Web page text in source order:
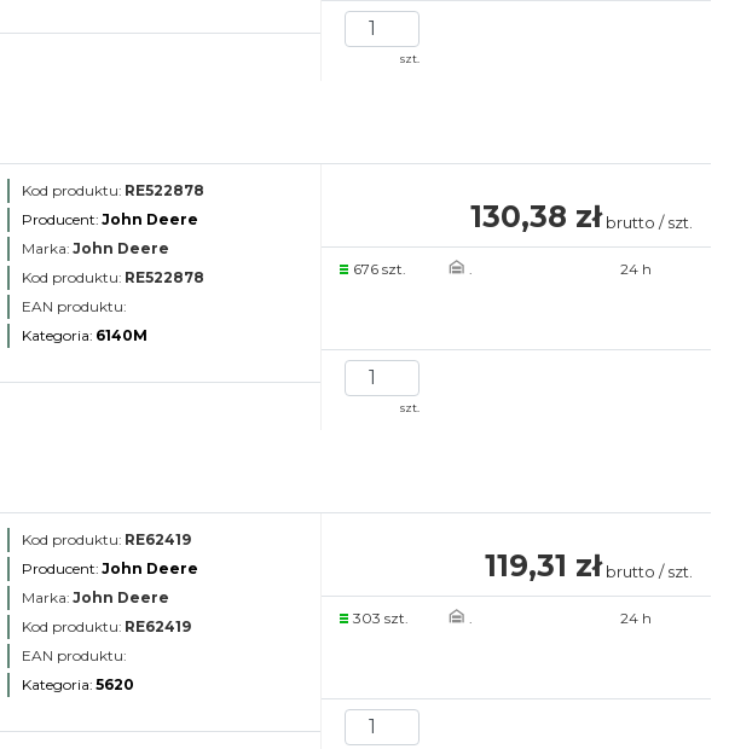
szt.
Kod produktu: RE522878
Producent: John Deere
Marka: John Deere
Kod produktu: RE522878
EAN produktu:
Kategoria: 6140M
130,38 zł brutto / szt.
676 szt. . 24 h
szt.
Kod produktu: RE62419
Producent: John Deere
Marka: John Deere
Kod produktu: RE62419
EAN produktu:
Kategoria: 5620
119,31 zł brutto / szt.
303 szt. . 24 h